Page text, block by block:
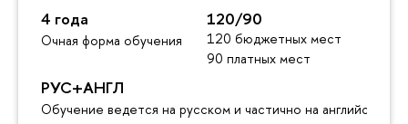
4 года
Очная форма обучения
120/90
120 бюджетных мест
90 платных мест
РУС+АНГЛ
Обучение ведется на русском и частично на английском